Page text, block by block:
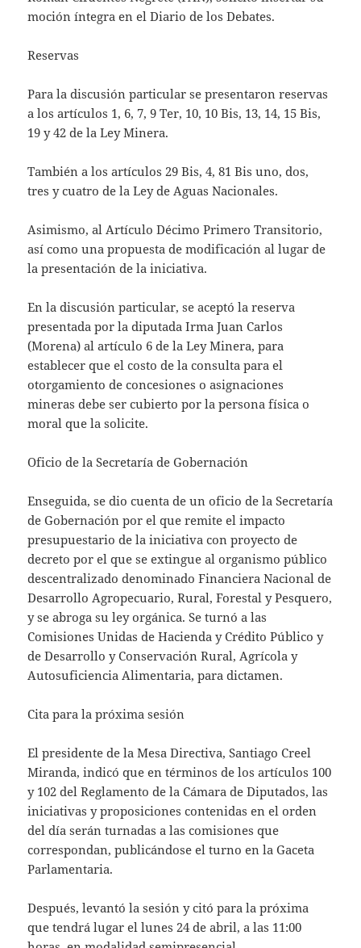
moción íntegra en el Diario de los Debates.
Reservas
Para la discusión particular se presentaron reservas
a los artículos 1, 6, 7, 9 Ter, 10, 10 Bis, 13, 14, 15 Bis,
19 y 42 de la Ley Minera.
También a los artículos 29 Bis, 4, 81 Bis uno, dos,
tres y cuatro de la Ley de Aguas Nacionales.
Asimismo, al Artículo Décimo Primero Transitorio,
así como una propuesta de modificación al lugar de
la presentación de la iniciativa.
En la discusión particular, se aceptó la reserva
presentada por la diputada Irma Juan Carlos
(Morena) al artículo 6 de la Ley Minera, para
establecer que el costo de la consulta para el
otorgamiento de concesiones o asignaciones
mineras debe ser cubierto por la persona física o
moral que la solicite.
Oficio de la Secretaría de Gobernación
Enseguida, se dio cuenta de un oficio de la Secretaría
de Gobernación por el que remite el impacto
presupuestario de la iniciativa con proyecto de
decreto por el que se extingue al organismo público
descentralizado denominado Financiera Nacional de
Desarrollo Agropecuario, Rural, Forestal y Pesquero,
y se abroga su ley orgánica. Se turnó a las
Comisiones Unidas de Hacienda y Crédito Público y
de Desarrollo y Conservación Rural, Agrícola y
Autosuficiencia Alimentaria, para dictamen.
Cita para la próxima sesión
El presidente de la Mesa Directiva, Santiago Creel
Miranda, indicó que en términos de los artículos 100
y 102 del Reglamento de la Cámara de Diputados, las
iniciativas y proposiciones contenidas en el orden
del día serán turnadas a las comisiones que
correspondan, publicándose el turno en la Gaceta
Parlamentaria.
Después, levantó la sesión y citó para la próxima
que tendrá lugar el lunes 24 de abril, a las 11:00